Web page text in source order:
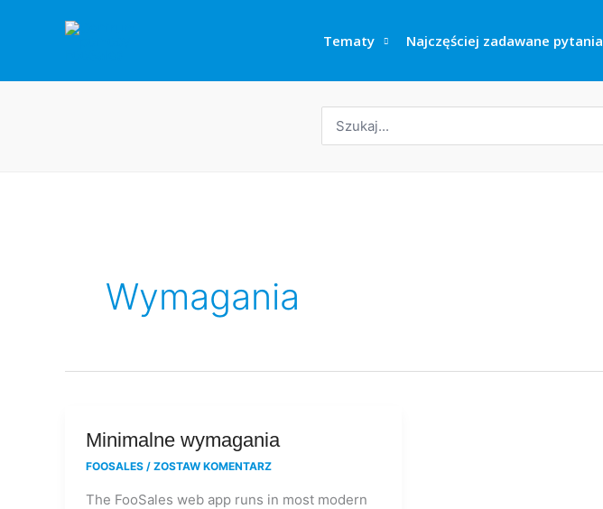
Tematy Najczęściej zadawane pytania
Wymagania
Minimalne wymagania
FOOSALES / ZOSTAW KOMENTARZ
The FooSales web app runs in most modern
Minimalne
wymagania